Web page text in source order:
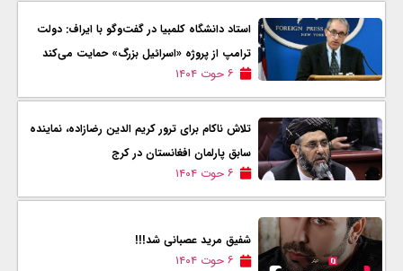
استاد دانشگاه کلمبیا در گفت‌وگو با ایراف: دولت
ترامپ از پروژه «اسرائیل بزرگ» حمایت می‌کند
۶ حوت ۱۴۰۴
تلاش ناکام برای ترور کریم الدین رضازاده، نماینده
سابق پارلمان افغانستان در کرج
۶ حوت ۱۴۰۴
شفیق مرید عصبانی شد!!!
۶ حوت ۱۴۰۴